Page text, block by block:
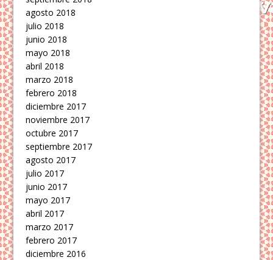
agosto 2018
julio 2018
junio 2018
mayo 2018
abril 2018
marzo 2018
febrero 2018
diciembre 2017
noviembre 2017
octubre 2017
septiembre 2017
agosto 2017
julio 2017
junio 2017
mayo 2017
abril 2017
marzo 2017
febrero 2017
diciembre 2016